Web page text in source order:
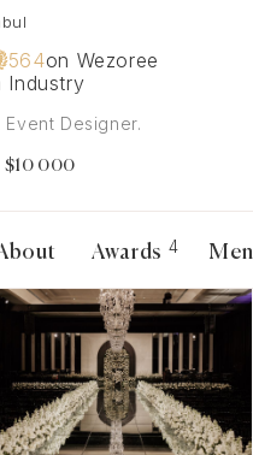
564on Wezoree
Industry
Designer.
$10 000
Awards 4